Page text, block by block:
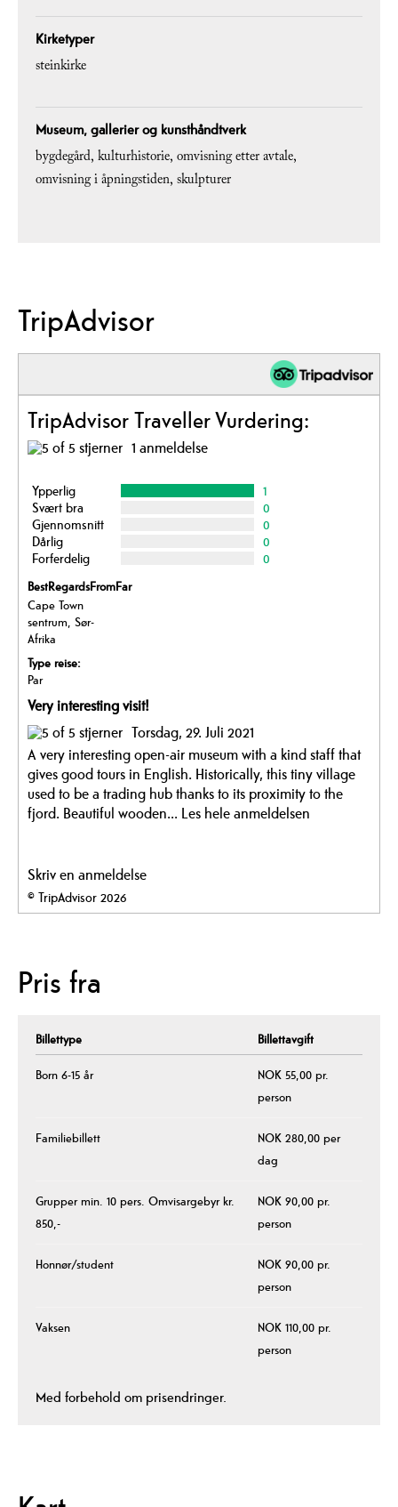
Kirketyper
steinkirke
Museum, gallerier og kunsthåndtverk
bygdegård kulturhistorie omvisning etter avtale
omvisning i åpningstiden skulpturer
TripAdvisor
TripAdvisor Traveller Vurdering:
1 anmeldelse
Ypperlig
1
Svært bra
0
Gjennomsnitt
0
Dårlig
0
Forferdelig
0
BestRegardsFromFar
Cape Town
sentrum, Sør-
Afrika
Type reise:
Par
Very interesting visit!
Torsdag, 29. Juli 2021
A very interesting open-air museum with a kind staff that
gives good tours in English. Historically, this tiny village
used to be a trading hub thanks to its proximity to the
fjord. Beautiful wooden... Les hele anmeldelsen
Skriv en anmeldelse
© TripAdvisor 2026
Pris fra
Billettype Billettavgift
Born 6-15 år
NOK 55,00 pr.
person
Familiebillett
NOK 280,00 per
dag
Grupper min. 10 pers. Omvisargebyr kr.
850,-
NOK 90,00 pr.
person
Honnør/student
NOK 90,00 pr.
person
Vaksen
NOK 110,00 pr.
person
Med forbehold om prisendringer.